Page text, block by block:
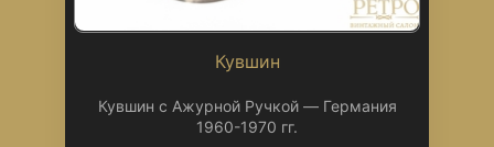
Кувшин
Кувшин с Ажурной Ручкой — Германия
1960-1970 гг.